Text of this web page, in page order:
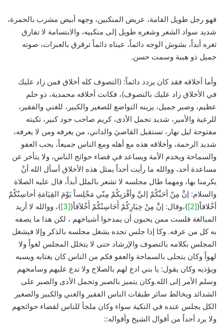
فهو رجل طويل القامة، عريض المنكبين، وجهه أبيض مشرب بالحمرة،
شديد سواد الشعر وشعره طويل إلى منكبيه، والابتسامة لا تفارق
ثغره أبداً، بشوش الوجه دائماً، عيناه دائماً ترقرق بالعبرات، صوته
جميل ذو هيبة وسمت حسن.
وأما أخلاقه فقد كان يردد دائماً: (التصوف كله أخلاق فمن زاد عليك
في الأخلاق زاد عليك بالتصوف)، فكانت أخلاقه محمدية، ذو حلم
عظيم، وصبر جميل، يزينه التواضع للصغير والكبير، للغني والفقير،
للرعية والأمير، شديد تحمل الأذى، كريم صاحب جود كبير، تكيته
مفتوحة ليل نهار، تستقبل القاصيَ والداني، من يعرفه ومن لا يعرفه،
شديد الرحمة، وأخلاقه هذه مع أهله ومع الناس جميعاً، يحب العفو
والسماحة ويخدم الأمة ويساعد في قضاء حوائج الناس، ولا يتأخر عن
مساعدة أحد، ووالله ما رأيت أحداً بمثل هذه الأخلاق أسأل الله أنْ
يكرمنا بها، ومهما طال مجلسه لا تشعر بالملل أبداً، قال عليه الصلاة
والسلام: إنَّ مِنْ أحَبِّكُمْ إليَّ وأقْرَبِكُمْ مِنّي مَجْلِساً يَوْمَ القِيَامَةِ أحاسِنُكُمْ
أخْلاقاً([2] )،وقال: إنَّ مِنْ خِيَارِكُمْ أَحَاسِنُكُمْ أَخْلاَقاً([3]
)، ووالله لا أريد
المبالغة فلست ممن يحبون أن يمدحوا أشياخهم ، لكن هذا ما يصفه
به كل من عرفه. وكا إذا جلس تجده يشغل مجلسه بالذكر وإلا فيشغل
المجلس بكلامه بالتصوف والإرشاد حتى لا يتخلل المجلس لغواً ولا
لهواً وكان يتحلى بالسماحة والعفو فكم من الناس كان يغتابه ويسبه
ويؤذيه وكان يقول: يا بني ادع لهم بالصلاح ولا تدع عليهم وسامحهم
وسلم الأمر إلى الله.وكان يتميز بالصبر وتحمل الأذى والصبر على
الشدائد ويخالط سائر طبقات الناس الفقير والغني والكبير والصغير
الكل يجلس عنده في التكية سواء وكان ملجأ للناس لقضاء حوائجهم
ولا يرد أحداً من أقوال الشيخ وأقواله::